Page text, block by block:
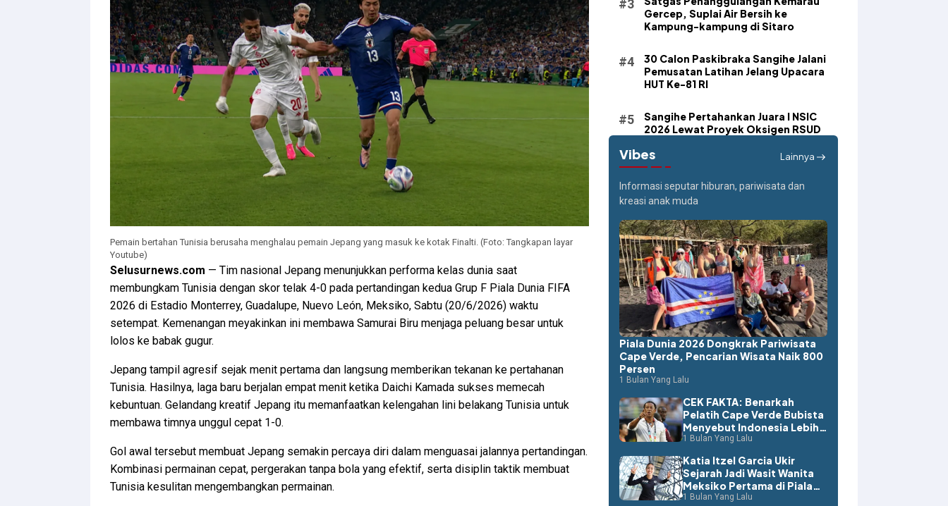
Pemain bertahan Tunisia berusaha menghalau pemain Jepang yang masuk ke kotak Finalti. (Foto: Tangkapan layar
Youtube)
Selusurnews.com — Tim nasional Jepang menunjukkan performa kelas dunia saat
membungkam Tunisia dengan skor telak 4-0 pada pertandingan kedua Grup F Piala Dunia FIFA
2026 di Estadio Monterrey, Guadalupe, Nuevo León, Meksiko, Sabtu (20/6/2026) waktu
setempat. Kemenangan meyakinkan ini membawa Samurai Biru menjaga peluang besar untuk
lolos ke babak gugur.
Jepang tampil agresif sejak menit pertama dan langsung memberikan tekanan ke pertahanan
Tunisia. Hasilnya, laga baru berjalan empat menit ketika Daichi Kamada sukses memecah
kebuntuan. Gelandang kreatif Jepang itu memanfaatkan kelengahan lini belakang Tunisia untuk
membawa timnya unggul cepat 1-0.
Gol awal tersebut membuat Jepang semakin percaya diri dalam menguasai jalannya pertandingan.
Kombinasi permainan cepat, pergerakan tanpa bola yang efektif, serta disiplin taktik membuat
Tunisia kesulitan mengembangkan permainan.
Gercep, Suplai Air Bersih ke
Kampung-kampung di Sitaro
30 Calon Paskibraka Sangihe Jalani
Pemusatan Latihan Jelang Upacara
HUT Ke-81 RI
Sangihe Pertahankan Juara I NSIC
2026 Lewat Proyek Oksigen RSUD
Vibes Lainnya
Informasi seputar hiburan, pariwisata dan
kreasi anak muda
Piala Dunia 2026 Dongkrak Pariwisata
Cape Verde, Pencarian Wisata Naik 800
Persen
1 Bulan Yang Lalu
CEK FAKTA: Benarkah
Pelatih Cape Verde Bubista
Menyebut Indonesia Lebih
Layak ke Piala Dunia?
1 Bulan Yang Lalu
Katia Itzel Garcia Ukir
Sejarah Jadi Wasit Wanita
Meksiko Pertama di Piala
Dunia
1 Bulan Yang Lalu